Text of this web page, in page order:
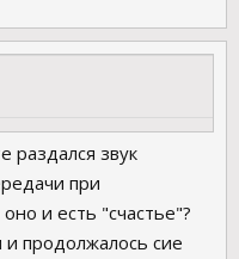
раздался звук
при
и есть "счастье"?
продолжалось сие